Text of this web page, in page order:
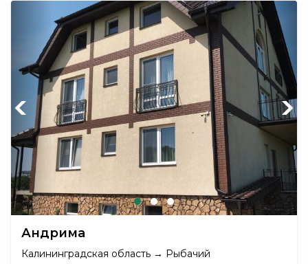
Previous Next
Андрима
Калининградская область → Рыбачий